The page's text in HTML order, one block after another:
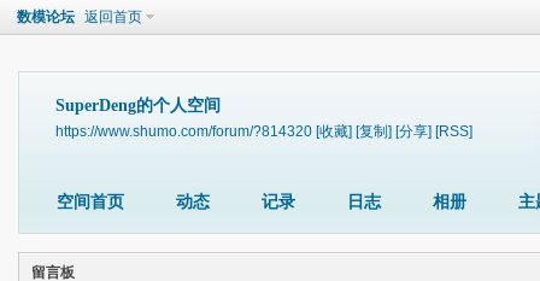
数模论坛 返回首页
SuperDeng的个人空间
https://www.shumo.com/forum/?814320 [收藏] [复制] [分享] [RSS]
空间首页 动态 记录 日志 相册 主
留言板